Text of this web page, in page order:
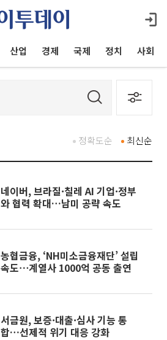
산업 경제 국제 정치 사회
최신순
정확도순
네이버, 브라질·칠레 AI 기업·정부
와 협력 확대…남미 공략 속도
농협금융, ‘NH미소금융재단’ 설립
속도⋯계열사 1000억 공동 출연
서금원, 보증·대출·심사 기능 통
합…선제적 위기 대응 강화